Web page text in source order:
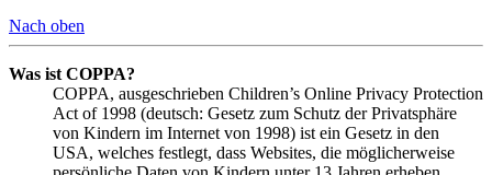
Nach oben
Was ist COPPA?
COPPA, ausgeschrieben Children’s Online Privacy Protection
Act of 1998 (deutsch: Gesetz zum Schutz der Privatsphäre
von Kindern im Internet von 1998) ist ein Gesetz in den
USA, welches festlegt, dass Websites, die möglicherweise